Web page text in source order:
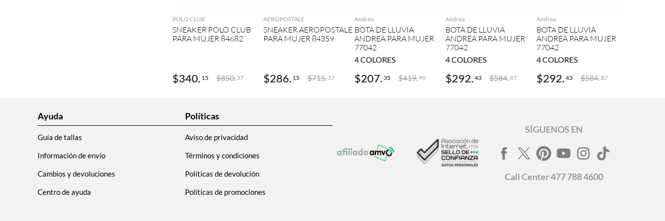
POLO CLUB
SNEAKER POLO CLUB
PARA MUJER 84682
$340. 15 $850.37
AEROPOSTALE
SNEAKER AEROPOSTALE
PARA MUJER 84359
$286. 15 $715. 37
Andrea
BOTA DE LLUVIA
ANDREA PARA MUJER
77042
4COLORES
$207. 35 $419. 90
Andrea
BOTA DE LLUVIA
ANDREA PARA MUJER
77042
4COLORES
$292.43 $584.87
Andrea
BOTA DE LLUVIA
ANDREA PARA MUJER
77042
4COLORES
$292.43 $584.87
Ayuda
Guía de tallas
Información de envío
Cambios y devoluciones
Centro de ayuda
Políticas
Aviso de privacidad
Términos y condiciones
Políticas de devolución
Políticas de promociones
SÍGUENOS EN
CallCenter477 788 4600